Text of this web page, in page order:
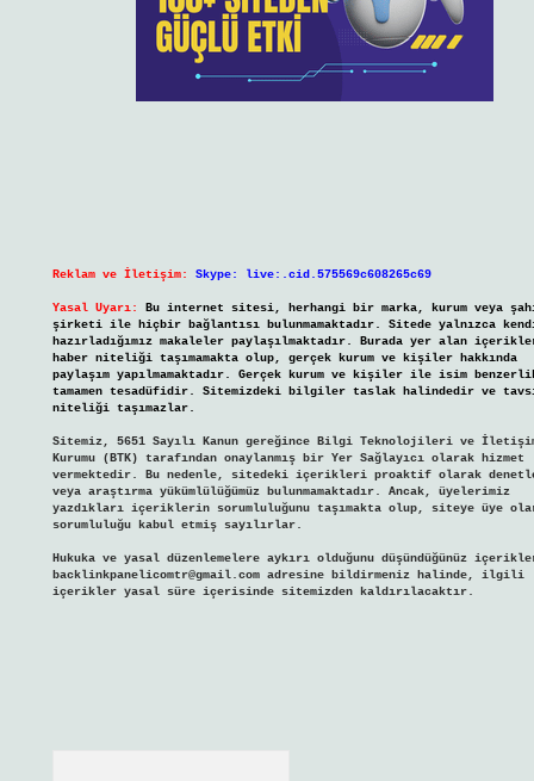
Reklam ve İletişim: Skype: live:.cid.575569c608265c69
Yasal Uyarı:
Bu internet sitesi, herhangi bir marka, kurum veya
şirketi ile hiçbir bağlantısı bulunmamaktadır. Sitede yalnızca
hazırladığımız makaleler paylaşılmaktadır. Burada yer alan
haber niteliği taşımamakta olup, gerçek kurum ve kişiler hakkında
paylaşım yapılmamaktadır. Gerçek kurum ve kişiler ile isim
tamamen tesadüfidir. Sitemizdeki bilgiler taslak halindedir ve
niteliği taşımazlar.
Sitemiz, 5651 Sayılı Kanun gereğince Bilgi Teknolojileri ve
Kurumu (BTK) tarafından onaylanmış bir Yer Sağlayıcı olarak hizmet
vermektedir. Bu nedenle, sitedeki içerikleri proaktif olarak
veya araştırma yükümlülüğümüz bulunmamaktadır. Ancak, üyelerimiz
yazdıkları içeriklerin sorumluluğunu taşımakta olup, siteye üye
sorumluluğu kabul etmiş sayılırlar.
Hukuka ve yasal düzenlemelere aykırı olduğunu düşündüğünüz
backlinkpanelicomtr@gmail.comadresine bildirmeniz halinde, ilgili
içerikler yasal süre içerisinde sitemizden kaldırılacaktır.